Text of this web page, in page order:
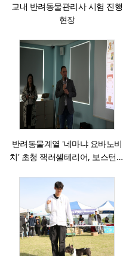
교내 반려동물관리사 시험 진행
현장
반려동물계열 '네마냐 요바노비
치' 초청 잭러셀테리어, 보스턴테